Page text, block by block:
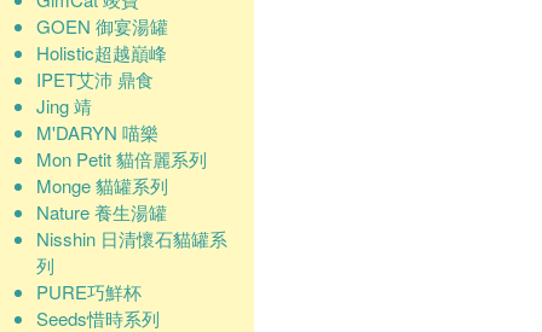
GOEN 御宴湯罐
Holistic超越巔峰
IPET艾沛 鼎食
Jing 靖
M'DARYN 喵樂
Mon Petit 貓倍麗系列
Monge 貓罐系列
Nature 養生湯罐
Nisshin 日清懷石貓罐系
列
PURE巧鮮杯
Seeds惜時系列